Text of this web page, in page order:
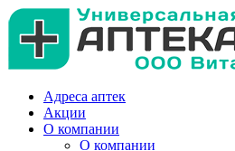
Адреса аптек
Акции
О компании
О компании